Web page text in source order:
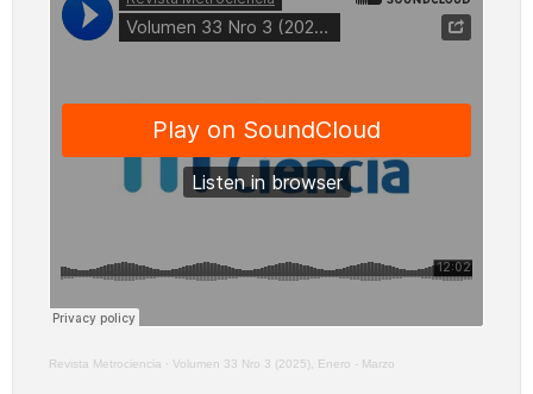
Revista Metrociencia · Volumen 33 Nro 3 (2025), Enero - Marzo